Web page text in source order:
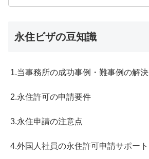
永住ビザの豆知識
1.当事務所の成功事例・難事例の解決
2.永住許可の申請要件
3.永住申請の注意点
4.外国人社員の永住許可申請サポート